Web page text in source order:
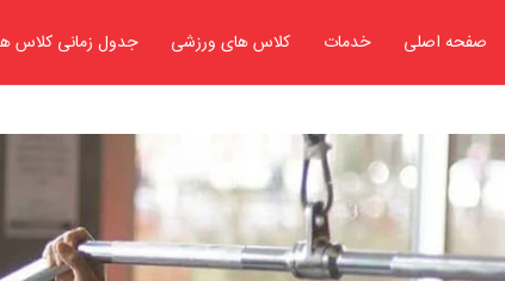
صفحه اصلی خدمات کلاس های ورزشی جدول زمانی کلاس